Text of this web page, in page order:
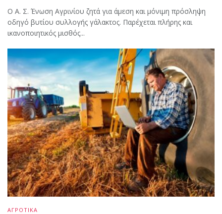
Ο Α. Σ. Ένωση Αγρινίου ζητά για άμεση και μόνιμη πρόσληψη
οδηγό βυτίου συλλογής γάλακτος. Παρέχεται πλήρης και
ικανοποιητικός μισθός...
ΑΓΡΟΤΙΚΑ